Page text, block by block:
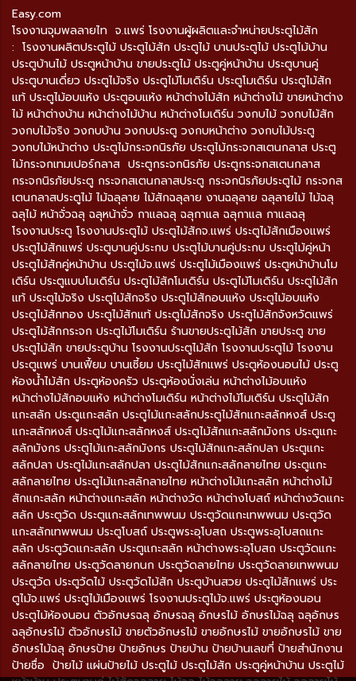
Easy.com
โรงงานจุมพลลายไท จ.แพร่ โรงงานผู้ผลิตและจำหน่ายประตูไม้สัก
: โรงงานผลิตประตูไม้ ประตูไม้สัก ประตูไม้ บานประตูไม้ ประตูไม้บ้าน
ประตูบ้านไม้ ประตูหน้าบ้าน ขายประตูไม้ ประตูคู่หน้าบ้าน ประตูบานคู่
ประตูบานเดี่ยว ประตูไม้จริง ประตูไม้โมเดิร์น ประตูโมเดิร์น ประตูไม้สัก
แท้ ประตูไม้อบแห้ง ประตูอบแห้ง หน้าต่างไม้สัก หน้าต่างไม้ ขายหน้าต่าง
ไม้ หน้าต่างบ้าน หน้าต่างไม้บ้าน หน้าต่างโมเดิร์น วงกบไม้ วงกบไม้สัก
วงกบไม้จริง วงกบบ้าน วงกบประตู วงกบหน้าต่าง วงกบไม้ประตู
วงกบไม้หน้าต่าง ประตูไม้กระจกนิรภัย ประตูไม้กระจกสเตนกลาส ประตู
ไม้กระจกเทมเปอร์กลาส ประตูกระจกนิรภัย ประตูกระจกสเตนกลาส
กระจกนิรภัยประตู กระจกสเตนกลาสประตู กระจกนิรภัยประตูไม้ กระจกส
เตนกลาสประตูไม้ ไม้ฉลุลาย ไม้สักฉลุลาย งานฉลุลาย ฉลุลายไม้ ไม้ฉลุ
ฉลุไม้ หน้าจั่วฉลุ ฉลุหน้าจั่ว กาแลฉลุ ฉลุกาแล ฉลุกาแล กาแลฉลุ
โรงงานประตู โรงงานประตูไม้ ประตูไม้สักจ.แพร่ ประตูไม้สักเมืองแพร่
ประตูไม้สักแพร่ ประตูบานคู่ประกบ ประตูไม้บานคู่ประกบ ประตูไม้คู่หน้า
ประตูไม้สักคู่หน้าบ้าน ประตูไม้จ.แพร่ ประตูไม้เมืองแพร่ ประตูหน้าบ้านโม
เดิร์น ประตูแบบโมเดิร์น ประตูไม้สักโมเดิร์น ประตูไม้โมเดิร์น ประตูไม้สัก
แท้ ประตูไม้จริง ประตูไม้สักจริง ประตูไม้สักอบแห้ง ประตูไม้อบแห้ง
ประตูไม้สักทอง ประตูไม้สักแท้ ประตูไม้สักจริง ประตูไม้สักจังหวัดแพร่
ประตูไม้สักกระจก ประตูไม้โมเดิร์น ร้านขายประตูไม้สัก ขายประตู ขาย
ประตูไม้สัก ขายประตูบ้าน โรงงานประตูไม้สัก โรงงานประตูไม้ โรงงาน
ประตูแพร่ บานเฟี้ยม บานเซี้ยม ประตูไม้สักแพร่ ประตูห้องนอนไม้ ประตู
ห้องน้ำไม้สัก ประตูห้องครัว ประตูห้องนั่งเล่น หน้าต่างไม้อบแห้ง
หน้าต่างไม้สักอบแห้ง หน้าต่างโมเดิร์น หน้าต่างไม้โมเดิร์น ประตูไม้สัก
แกะสลัก ประตูแกะสลัก ประตูไม้แกะสลักประตูไม้สักแกะสลักหงส์ ประตู
แกะสลักหงส์ ประตูไม้แกะสลักหงส์ ประตูไม้สักแกะสลักมังกร ประตูแกะ
สลักมังกร ประตูไม้แกะสลักมังกร ประตูไม้สักแกะสลักปลา ประตูแกะ
สลักปลา ประตูไม้แกะสลักปลา ประตูไม้สักแกะสลักลายไทย ประตูแกะ
สลักลายไทย ประตูไม้แกะสลักลายไทย หน้าต่างไม้แกะสลัก หน้าต่างไม้
สักแกะสลัก หน้าต่างแกะสลัก หน้าต่างวัด หน้าต่างโบสถ์ หน้าต่างวัดแกะ
สลัก ประตูวัด ประตูแกะสลักเทพพนม ประตูวัดแกะเทพพนม ประตูวัด
แกะสลักเทพพนม ประตูโบสถ์ ประตูพระอุโบสถ ประตูพระอุโบสถแกะ
สลัก ประตูวัดแกะสลัก ประตูแกะสลัก หน้าต่างพระอุโบสถ ประตูวัดแกะ
สลักลายไทย ประตูวัดลายกนก ประตูวัดลายไทย ประตูวัดลายเทพพนม
ประตูวัด ประตูวัดไม้ ประตูวัดไม้สัก ประตูบ้านสวย ประตูไม้สักแพร่ ประ
ตูไม้จ.แพร่ ประตูไม้เมืองแพร่ โรงงานประตูไม้จ.แพร่ ประตูห้องนอน
ประตูไม้ห้องนอน ตัวอักษรฉลุ อักษรฉลุ อักษรไม้ อักษรไม้ฉลุ ฉลุอักษร
ฉลุอักษรไม้ ตัวอักษรไม้ ขายตัวอักษรไม้ ขายอักษรไม้ ขายอักษรไม้ ขาย
อักษรไม้ฉลุ อักษรป้าย ป้ายอักษร ป้ายบ้าน ป้ายบ้านเลขที่ ป้ายสำนักงาน
ป้ายชื่อ ป้ายไม้ แผ่นป้ายไม้ ประตูไม้ ประตูไม้สัก ประตูคู่หน้าบ้าน ประตูไม้